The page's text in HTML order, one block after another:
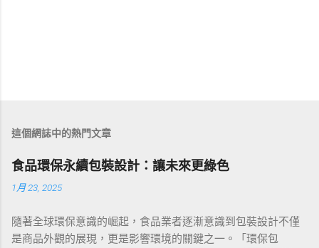
這個網誌中的熱門文章
食品環保永續包裝設計：讓未來更綠色
1月 23, 2025
隨著全球環保意識的崛起，食品業者逐漸意識到包裝設計不僅
是商品外觀的展現，更是影響環境的關鍵之一。「環保包